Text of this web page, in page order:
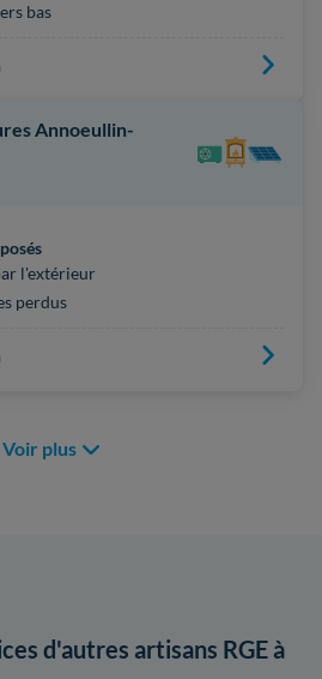
bas
Annoeullin-
l'extérieur
perdus
Voir plus
d'autres artisans RGE à